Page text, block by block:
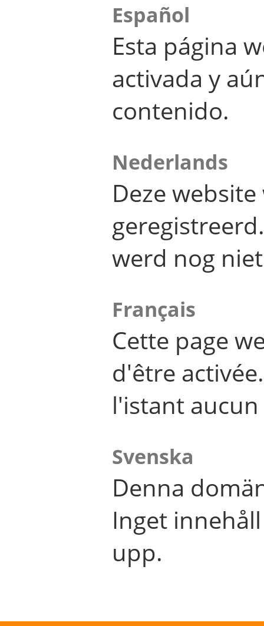
Español
Esta página
activada y
contenido.
Nederlands
Deze
werd nog
Français
Cette page
d'être
l'istant
Svenska
Denna
Inget
upp.